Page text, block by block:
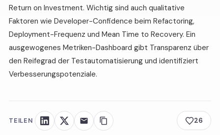
Return on Investment. Wichtig sind auch qualitative
Faktoren wie Developer-Confidence beim Refactoring,
Deployment-Frequenz und Mean Time to Recovery. Ein
ausgewogenes Metriken-Dashboard gibt Transparenz über
den Reifegrad der Testautomatisierung und identifiziert
Verbesserungspotenziale.
TEILEN 26